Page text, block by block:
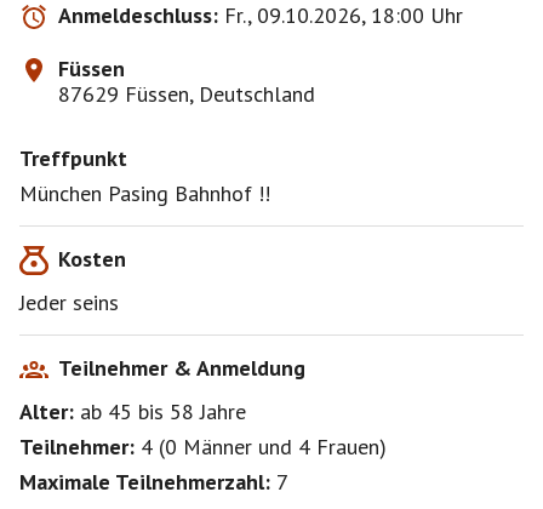
Anmeldeschluss: Fr., 09.10.2026, 18:00 Uhr
Füssen
87629 Füssen, Deutschland
Treffpunkt
München Pasing Bahnhof !!
Kosten
Jeder seins
Teilnehmer & Anmeldung
Alter: ab 45 bis 58Jahre
Teilnehmer: 4 (0 Männer und 4 Frauen)
Maximale Teilnehmerzahl: 7